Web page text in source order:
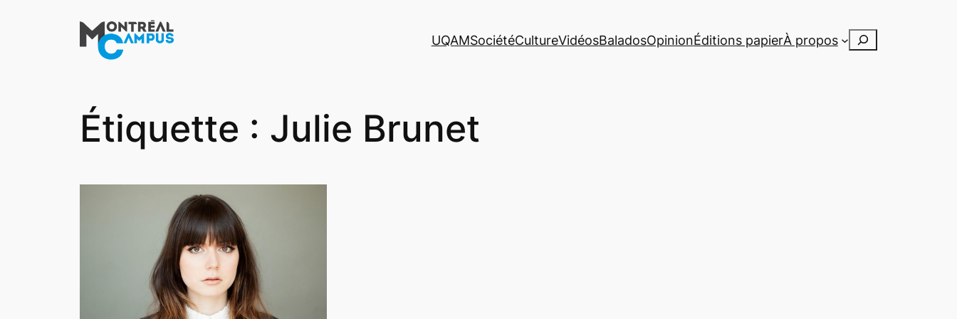
UQAMSociétéCultureVidéosBaladosOpinionÉditions papierÀ propos Rechercher
Étiquette : Julie Brunet